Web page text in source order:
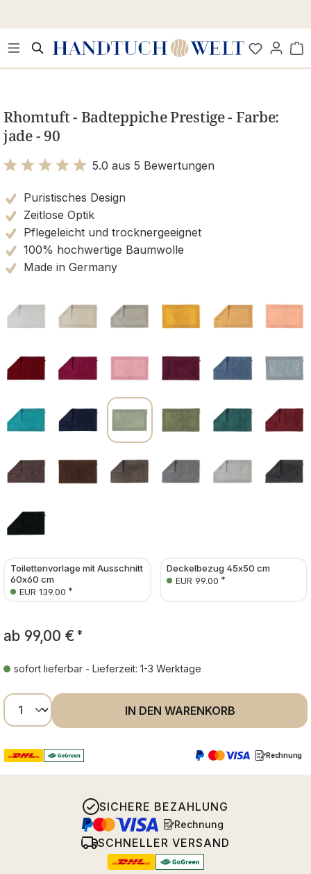
Rhomtuft - Badteppiche Prestige - Farbe:
jade - 90
5.0 aus 5 Bewertungen
Puristisches Design
Zeitlose Optik
Pflegeleicht und trocknergeeignet
100% hochwertige Baumwolle
Made in Germany
Toilettenvorlage mit Ausschnitt
60x60 cm
EUR 139.00 *
Deckelbezug 45x50 cm
EUR 99.00 *
ab 99,00 € *
sofort lieferbar - Lieferzeit: 1-3 Werktage
Produkt Anzahl: Gib den gewünschten
IN DEN WARENKORB
Rechnung
SICHERE BEZAHLUNG
Rechnung
SCHNELLER VERSAND